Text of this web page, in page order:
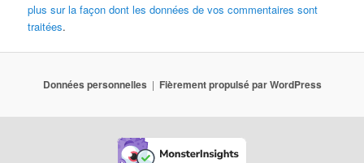
plus sur la façon dont les données de vos commentaires sont
traitées.
Données personnelles Fièrement propulsé par WordPress